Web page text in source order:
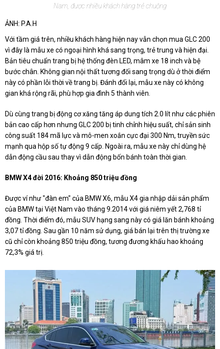
Nam, được nhiều khách hàng trẻ chuộng
ẢNH: P.A.H
Với tầm giá trên, nhiều khách hàng hiện nay vẫn chọn mua GLC 200
vì đây là mẫu xe có ngoại hình khá sang trọng, trẻ trung và hiện đại.
Bản tiêu chuẩn trang bị hệ thống đèn LED, mâm xe 18 inch và bệ
bước chân. Không gian nội thất tương đối sang trọng dù ở thời điểm
này có phần lỗi thời về trang bị. Đánh đổi lại, mẫu xe này có không
gian khá rộng rãi, phù hợp gia đình 5 thành viên.
Dù cùng trang bị động cơ xăng tăng áp dung tích 2.0 lít như các phiên
bản cao cấp hơn nhưng GLC 200 bị tinh chỉnh hiệu suất, chỉ sản sinh
công suất 184 mã lực và mô-men xoắn cực đại 300 Nm, truyền sức
mạnh qua hộp số tự động 9 cấp. Ngoài ra, mẫu xe này chỉ dùng hệ
dẫn động cầu sau thay vì dẫn động bốn bánh toàn thời gian.
BMW X4 đời 2016: Khoảng 850 triệu đồng
Được ví như "đàn em" của BMW X6, mẫu X4 gia nhập dải sản phẩm
của BMW tại Việt Nam vào tháng 9.2014 với giá niêm yết 2,768 tỉ
đồng. Thời điểm đó, mẫu SUV hạng sang này có giá lăn bánh khoảng
3,07 tỉ đồng. Sau gần 10 năm sử dụng, giá bán lại trên thị trường xe
cũ chỉ còn khoảng 850 triệu đồng, tương đương khấu hao khoảng
72,3% giá trị.